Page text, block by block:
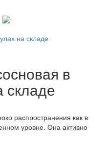
на складе
в
складе
распространения как в
уровне. Она активно